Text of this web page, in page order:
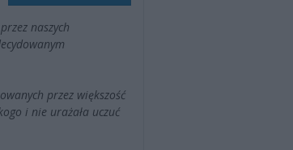
naszych
przez większość
i nie urażała uczuć